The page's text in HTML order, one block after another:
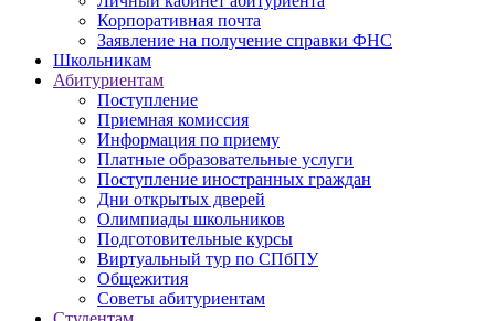
Корпоративная почта
Заявление на получение справки ФНС
Школьникам
Абитуриентам
Поступление
Приемная комиссия
Информация по приему
Платные образовательные услуги
Поступление иностранных граждан
Дни открытых дверей
Олимпиады школьников
Подготовительные курсы
Виртуальный тур по СПбПУ
Общежития
Советы абитуриентам